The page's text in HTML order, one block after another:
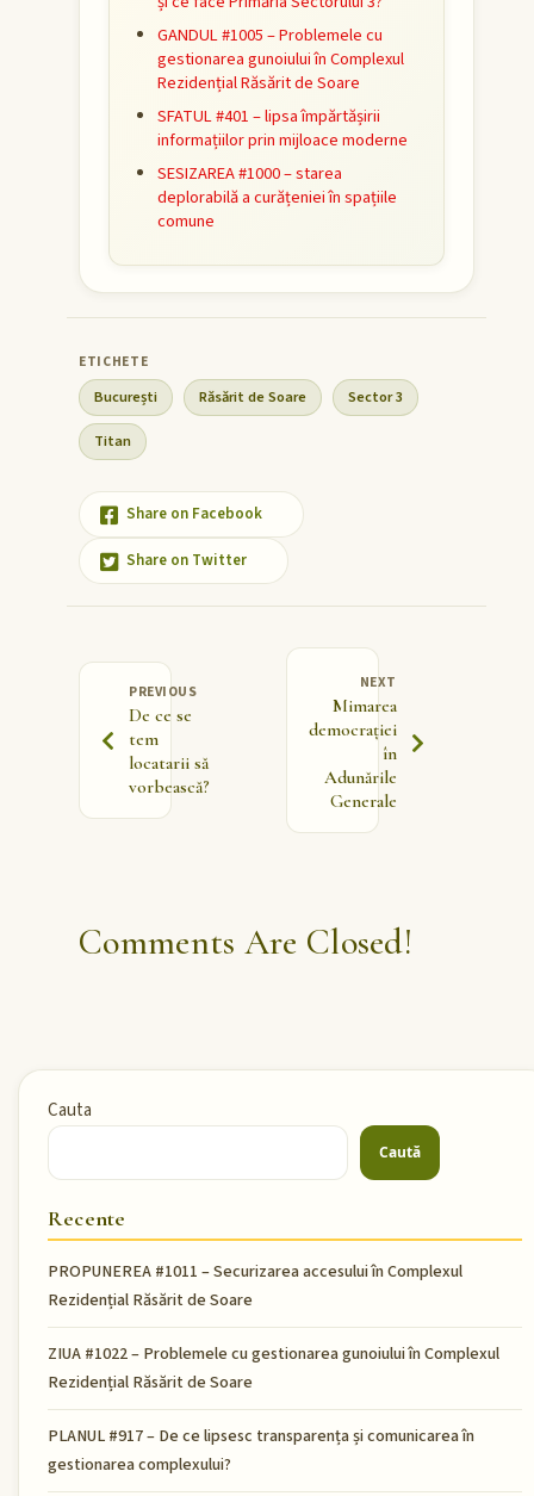
GANDUL #1005 – Problemele cu
gestionarea gunoiului în Complexul
Rezidențial Răsărit de Soare
SFATUL #401 – lipsa împărtășirii
informațiilor prin mijloace moderne
SESIZAREA #1000 – starea
deplorabilă a curățeniei în spațiile
comune
București Răsărit de Soare Sector 3
Titan
Share on Facebook
Share on Twitter
PREVIOUS
De ce se
tem
locatarii să
vorbească?
NEXT
Mimarea
democrației
în
Adunările
Generale
Comments Are Closed!
Cauta
Caută
Recente
PROPUNEREA #1011 – Securizarea accesului în Complexul
Rezidențial Răsărit de Soare
ZIUA #1022 – Problemele cu gestionarea gunoiului în Complexul
Rezidențial Răsărit de Soare
PLANUL #917 – De ce lipsesc transparența și comunicarea în
gestionarea complexului?